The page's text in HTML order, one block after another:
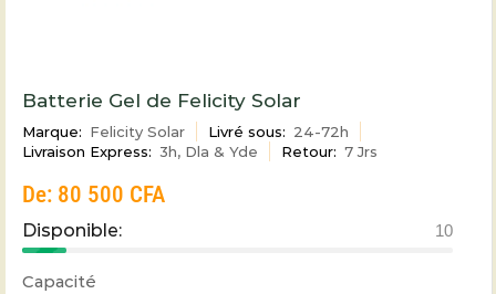
Batterie Gel de Felicity Solar
Marque: Felicity Solar Livré sous: 24-72h
Livraison Express: 3h, Dla & Yde Retour: 7 Jrs
De: 80 500 CFA
Disponible: 10
Capacité